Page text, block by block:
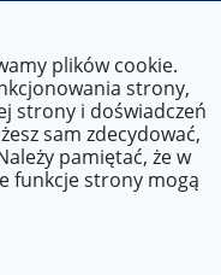
87
plików cookie.
strony,
strony i doświadczeń
sam zdecydować,
pamiętać, że w
funkcje strony mogą